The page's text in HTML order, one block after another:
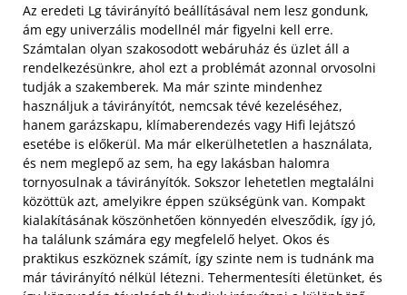
Az eredeti Lg távirányító beállításával nem lesz gondunk,
ám egy univerzális modellnél már figyelni kell erre.
Számtalan olyan szakosodott webáruház és üzlet áll a
rendelkezésünkre, ahol ezt a problémát azonnal orvosolni
tudják a szakemberek. Ma már szinte mindenhez
használjuk a távirányítót, nemcsak tévé kezeléséhez,
hanem garázskapu, klímaberendezés vagy Hifi lejátszó
esetébe is előkerül. Ma már elkerülhetetlen a használata,
és nem meglepő az sem, ha egy lakásban halomra
tornyosulnak a távirányítók. Sokszor lehetetlen megtalálni
közöttük azt, amelyikre éppen szükségünk van. Kompakt
kialakításának köszönhetően könnyedén elvesződik, így jó,
ha találunk számára egy megfelelő helyet. Okos és
praktikus eszköznek számít, így szinte nem is tudnánk ma
már távirányító nélkül létezni. Tehermentesíti életünket, és